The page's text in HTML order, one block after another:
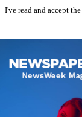
I've read and accept the